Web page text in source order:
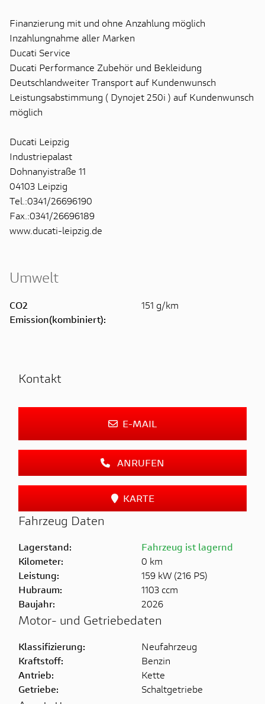
Finanzierung mit und ohne Anzahlung möglich
Inzahlungnahme aller Marken
Ducati Service
Ducati Performance Zubehör und Bekleidung
Deutschlandweiter Transport auf Kundenwunsch
Leistungsabstimmung ( Dynojet 250i ) auf Kundenwunsch
möglich
Ducati Leipzig
Industriepalast
Dohnanyistraße 11
04103 Leipzig
Tel.:0341/26696190
Fax.:0341/26696189
www.ducati-leipzig.de
Umwelt
CO2
Emission(kombiniert):
151 g/km
Kontakt
E-MAIL
ANRUFEN
KARTE
Fahrzeug Daten
Lagerstand:
Fahrzeug ist lagernd
Kilometer:
0 km
Leistung:
159 kW (216 PS)
Hubraum:
1103 ccm
Baujahr:
2026
Motor- und Getriebedaten
Klassifizierung:
Neufahrzeug
Kraftstoff:
Benzin
Antrieb:
Kette
Getriebe:
Schaltgetriebe